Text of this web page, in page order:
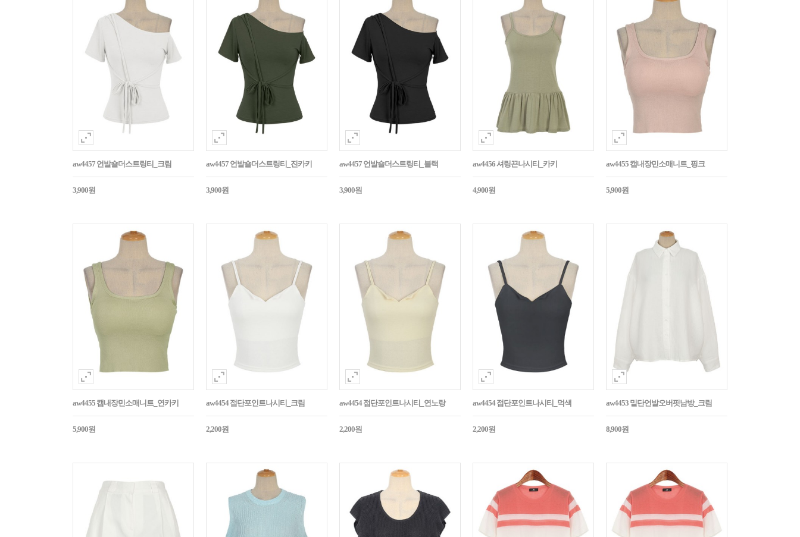
aw4457 언발숄더스트링티_크림
3,900원
aw4457 언발숄더스트링티_진카키
3,900원
aw4457 언발숄더스트링티_블랙
3,900원
aw4456 셔링끈나시티_카키
4,900원
aw4455 캡내장민소매니트_핑크
5,900원
aw4455 캡내장민소매니트_연카키
5,900원
aw4454 접단포인트나시티_크림
2,200원
aw4454 접단포인트나시티_연노랑
2,200원
aw4454 접단포인트나시티_먹색
2,200원
aw4453 밑단언발오버핏남방_크림
8,900원